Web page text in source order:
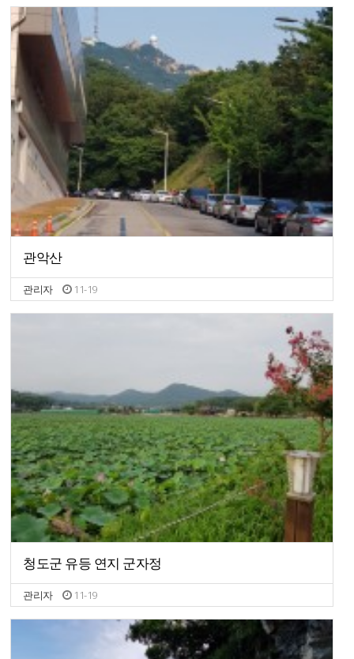
관악산
관리자 11-19
청도군 유등 연지 군자정
관리자 11-19